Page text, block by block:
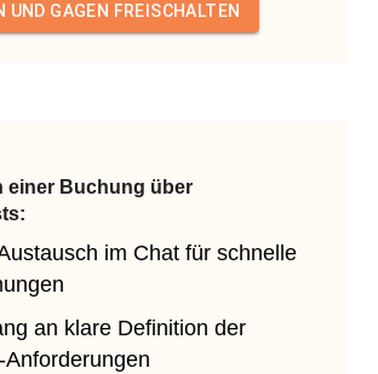
UND GAGEN FREISCHALTEN
einer Buchung über
im Chat für schnelle
an klare Definition der
Anforderungen